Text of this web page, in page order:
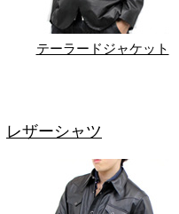
テーラードジャケット
レザーシャツ